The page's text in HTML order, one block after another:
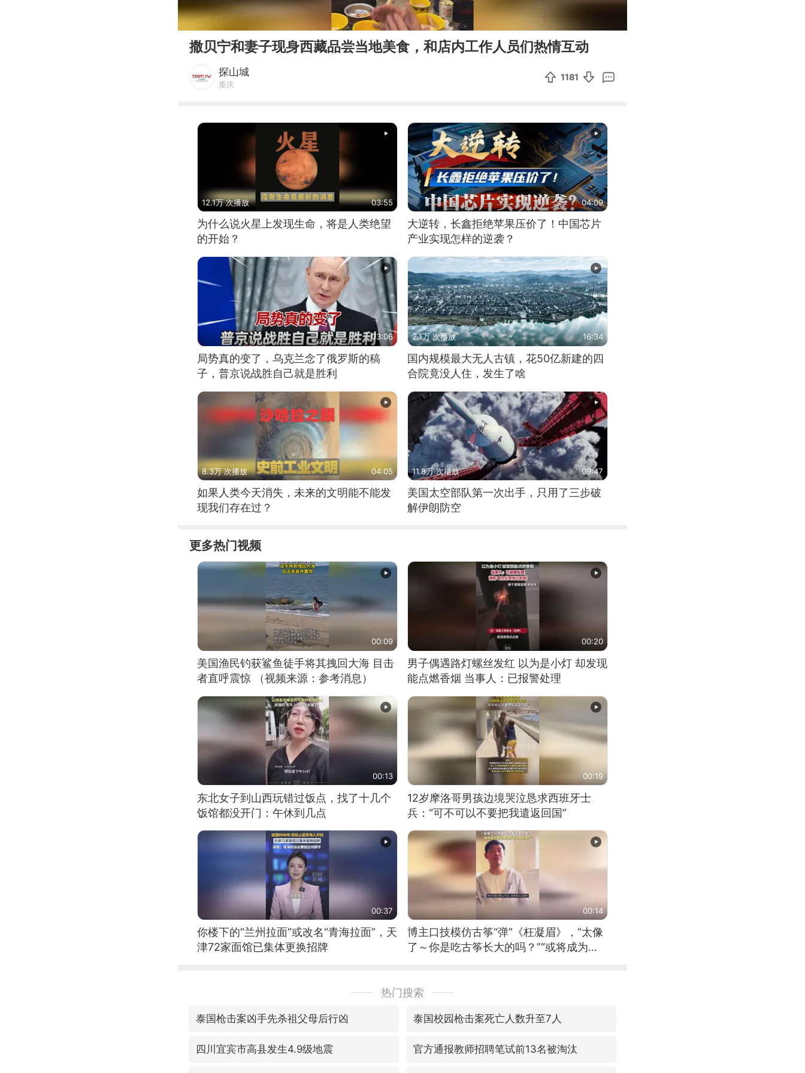
00:00
撒贝宁和妻子现身西藏品尝当地美食，和店内工作人员们热情互动
探山城
重庆
1181
12.1万 次播放 03:55
为什么说火星上发现生命，将是人类绝望
的开始？
04:09
大逆转，长鑫拒绝苹果压价了！中国芯片
产业实现怎样的逆袭？
03:06
局势真的变了，乌克兰念了俄罗斯的稿
子，普京说战胜自己就是胜利
2.1万 次播放 16:34
国内规模最大无人古镇，花50亿新建的四
合院竟没人住，发生了啥
8.3万 次播放 04:05
如果人类今天消失，未来的文明能不能发
现我们存在过？
11.8万 次播放 09:47
美国太空部队第一次出手，只用了三步破
解伊朗防空
更多热门视频
00:09
美国渔民钓获鲨鱼徒手将其拽回大海 目击
者直呼震惊 （视频来源：参考消息）
00:20
男子偶遇路灯螺丝发红 以为是小灯 却发现
能点燃香烟 当事人：已报警处理
00:13
东北女子到山西玩错过饭点，找了十几个
饭馆都没开门：午休到几点
00:19
12岁摩洛哥男孩边境哭泣恳求西班牙士
兵：“可不可以不要把我遣返回国”
00:37
你楼下的“兰州拉面”或改名“青海拉面”，天
津72家面馆已集体更换招牌
00:14
博主口技模仿古筝“弹”《枉凝眉》，“太像
了～你是吃古筝长大的吗？”“或将成为首
热门搜索
泰国枪击案凶手先杀祖父母后行凶 泰国校园枪击案死亡人数升至7人
四川宜宾市高县发生4.9级地震 官方通报教师招聘笔试前13名被淘汰